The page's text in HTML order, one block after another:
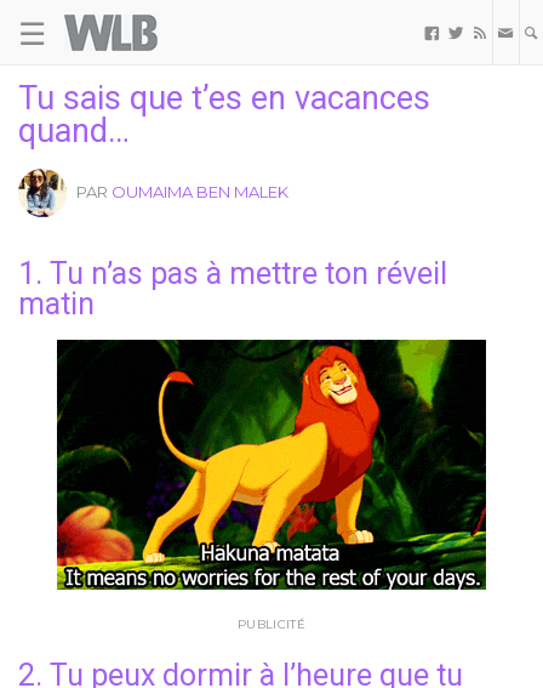
☰   
Tu sais que t’es en vacances
quand…
PAR OUMAIMA BEN MALEK
1. Tu n’as pas à mettre ton réveil
matin
PUBLICITÉ
2. Tu peux dormir à l’heure que tu